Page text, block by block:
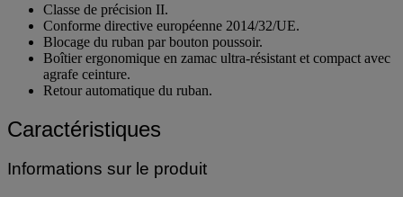
Classe de précision II.
Conforme directive européenne 2014/32/UE.
Blocage du ruban par bouton poussoir.
Boîtier ergonomique en zamac ultra-résistant et compact avec
agrafe ceinture.
Retour automatique du ruban.
Caractéristiques
Informations sur le produit